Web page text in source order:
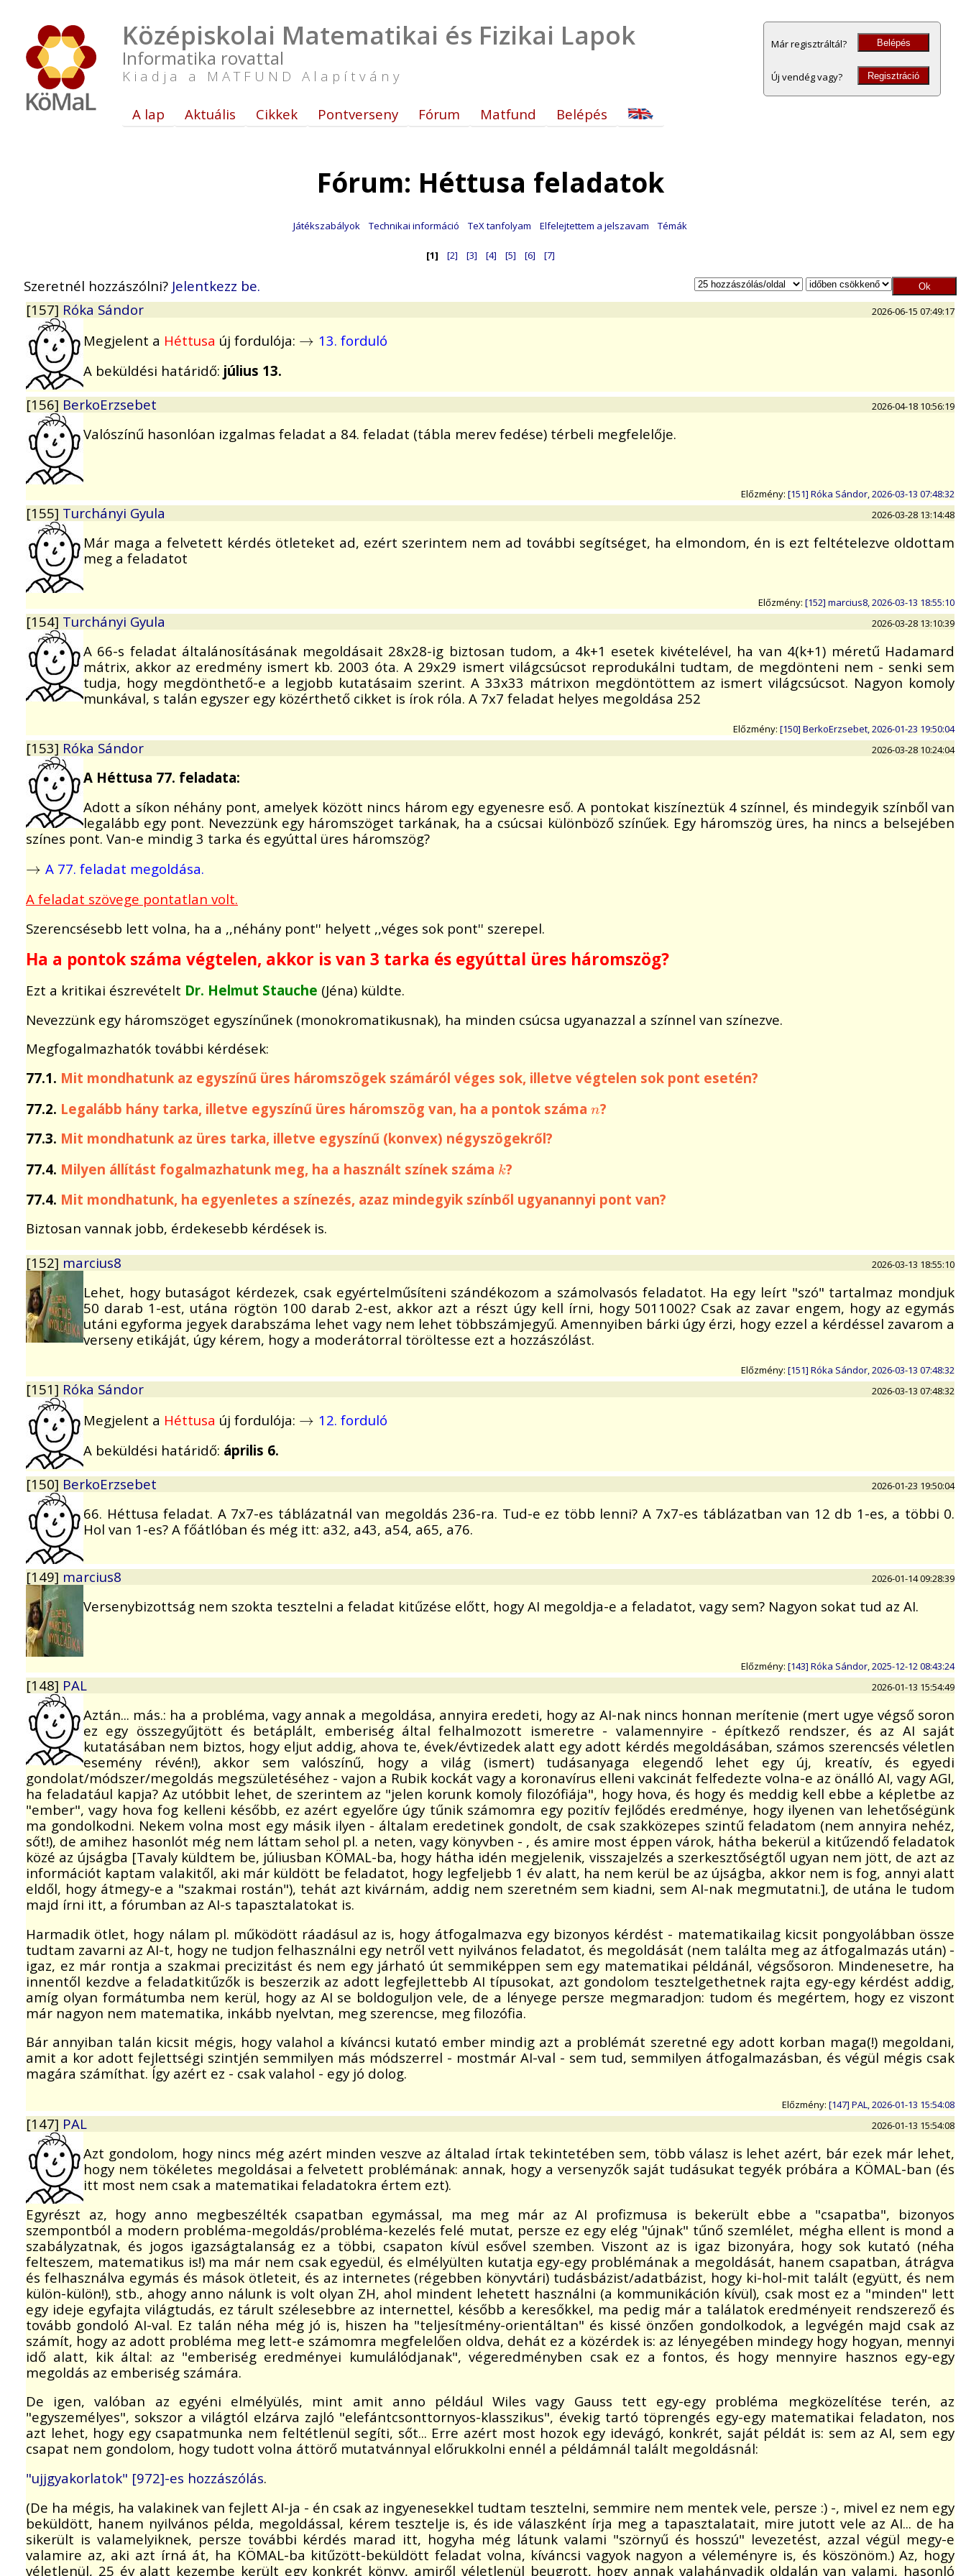
Középiskolai Matematikai és Fizikai Lapok
Informatika rovattal
Kiadja a MATFUND Alapítvány
Már regisztráltál? Belépés
Új vendég vagy? Regisztráció
A lap Aktuális Cikkek Pontverseny Fórum Matfund Belépés
Fórum: Héttusa feladatok
Játékszabályok Technikai információ TeX tanfolyam Elfelejtettem a jelszavam Témák
[1] [2] [3] [4] [5] [6] [7]
Szeretnél hozzászólni? Jelentkezz be.
[157] Róka Sándor 2026-06-15 07:49:17
Megjelent a Héttusa új fordulója: →
→ 13. forduló
A beküldési határidő: július 13.
[156] BerkoErzsebet 2026-04-18 10:56:19
Valószínű hasonlóan izgalmas feladat a 84. feladat (tábla merev fedése) térbeli megfelelője.
Előzmény: [151] Róka Sándor, 2026-03-13 07:48:32
[155] Turchányi Gyula 2026-03-28 13:14:48
Már maga a felvetett kérdés ötleteket ad, ezért szerintem nem ad további segítséget, ha elmondom, én is ezt feltételezve oldottam
meg a feladatot
Előzmény: [152] marcius8, 2026-03-13 18:55:10
[154] Turchányi Gyula 2026-03-28 13:10:39
A 66-s feladat általánosításának megoldásait 28x28-ig biztosan tudom, a 4k+1 esetek kivételével, ha van 4(k+1) méretű Hadamard
mátrix, akkor az eredmény ismert kb. 2003 óta. A 29x29 ismert világcsúcsot reprodukálni tudtam, de megdönteni nem - senki sem
tudja, hogy megdönthető-e a legjobb kutatásaim szerint. A 33x33 mátrixon megdöntöttem az ismert világcsúcsot. Nagyon komoly
munkával, s talán egyszer egy közérthető cikket is írok róla. A 7x7 feladat helyes megoldása 252
Előzmény: [150] BerkoErzsebet, 2026-01-23 19:50:04
[153] Róka Sándor 2026-03-28 10:24:04
A Héttusa 77. feladata:
Adott a síkon néhány pont, amelyek között nincs három egy egyenesre eső. A pontokat kiszíneztük 4 színnel, és mindegyik színből van
legalább egy pont. Nevezzünk egy háromszöget tarkának, ha a csúcsai különböző színűek. Egy háromszög üres, ha nincs a belsejében
színes pont. Van-e mindig 3 tarka és egyúttal üres háromszög?
→
→ A 77. feladat megoldása.
A feladat szövege pontatlan volt.
Szerencsésebb lett volna, ha a ,,néhány pont'' helyett ,,véges sok pont'' szerepel.
Ha a pontok száma végtelen, akkor is van 3 tarka és egyúttal üres háromszög?
Ezt a kritikai észrevételt Dr. Helmut Stauche (Jéna) küldte.
Nevezzünk egy háromszöget egyszínűnek (monokromatikusnak), ha minden csúcsa ugyanazzal a színnel van színezve.
Megfogalmazhatók további kérdések:
77.1. Mit mondhatunk az egyszínű üres háromszögek számáról véges sok, illetve végtelen sok pont esetén?
77.2. Legalább hány tarka, illetve egyszínű üres háromszög van, ha a pontok száma n
n?
77.3. Mit mondhatunk az üres tarka, illetve egyszínű (konvex) négyszögekről?
77.4. Milyen állítást fogalmazhatunk meg, ha a használt színek száma k
k?
77.4. Mit mondhatunk, ha egyenletes a színezés, azaz mindegyik színből ugyanannyi pont van?
Biztosan vannak jobb, érdekesebb kérdések is.
[152] marcius8 2026-03-13 18:55:10
Lehet, hogy butaságot kérdezek, csak egyértelműsíteni szándékozom a számolvasós feladatot. Ha egy leírt "szó" tartalmaz mondjuk
50 darab 1-est, utána rögtön 100 darab 2-est, akkor azt a részt úgy kell írni, hogy 5011002? Csak az zavar engem, hogy az egymás
utáni egyforma jegyek darabszáma lehet vagy nem lehet többszámjegyű. Amennyiben bárki úgy érzi, hogy ezzel a kérdéssel zavarom a
verseny etikáját, úgy kérem, hogy a moderátorral töröltesse ezt a hozzászólást.
Előzmény: [151] Róka Sándor, 2026-03-13 07:48:32
[151] Róka Sándor 2026-03-13 07:48:32
Megjelent a Héttusa új fordulója: →
→ 12. forduló
A beküldési határidő: április 6.
[150] BerkoErzsebet 2026-01-23 19:50:04
66. Héttusa feladat. A 7x7-es táblázatnál van megoldás 236-ra. Tud-e ez több lenni? A 7x7-es táblázatban van 12 db 1-es, a többi 0.
Hol van 1-es? A főátlóban és még itt: a32, a43, a54, a65, a76.
[149] marcius8 2026-01-14 09:28:39
Versenybizottság nem szokta tesztelni a feladat kitűzése előtt, hogy AI megoldja-e a feladatot, vagy sem? Nagyon sokat tud az AI.
Előzmény: [143] Róka Sándor, 2025-12-12 08:43:24
[148] PAL 2026-01-13 15:54:49
Aztán... más.: ha a probléma, vagy annak a megoldása, annyira eredeti, hogy az AI-nak nincs honnan merítenie (mert ugye végső soron
ez egy összegyűjtött és betáplált, emberiség által felhalmozott ismeretre - valamennyire - építkező rendszer, és az AI saját
kutatásában nem biztos, hogy eljut addig, ahova te, évek/évtizedek alatt egy adott kérdés megoldásában, számos szerencsés véletlen
esemény révén!), akkor sem valószínű, hogy a világ (ismert) tudásanyaga elegendő lehet egy új, kreatív, és egyedi
gondolat/módszer/megoldás megszületéséhez - vajon a Rubik kockát vagy a koronavírus elleni vakcinát felfedezte volna-e az önálló AI, vagy AGI,
ha feladatául kapja? Az utóbbit lehet, de szerintem az "jelen korunk komoly filozófiája", hogy hova, és hogy és meddig kell ebbe a képletbe az
"ember", vagy hova fog kelleni később, ez azért egyelőre úgy tűnik számomra egy pozitív fejlődés eredménye, hogy ilyenen van lehetőségünk
ma gondolkodni. Nekem volna most egy másik ilyen - általam eredetinek gondolt, de csak szakközepes szintű feladatom (nem annyira nehéz,
sőt!), de amihez hasonlót még nem láttam sehol pl. a neten, vagy könyvben - , és amire most éppen várok, hátha bekerül a kitűzendő feladatok
közé az újságba [Tavaly küldtem be, júliusban KÖMAL-ba, hogy hátha idén megjelenik, visszajelzés a szerkesztőségtől ugyan nem jött, de azt az
információt kaptam valakitől, aki már küldött be feladatot, hogy legfeljebb 1 év alatt, ha nem kerül be az újságba, akkor nem is fog, annyi alatt
eldől, hogy átmegy-e a "szakmai rostán"), tehát azt kivárnám, addig nem szeretném sem kiadni, sem AI-nak megmutatni.], de utána le tudom
majd írni itt, a fórumban az AI-s tapasztalatokat is.
Harmadik ötlet, hogy nálam pl. működött ráadásul az is, hogy átfogalmazva egy bizonyos kérdést - matematikailag kicsit pongyolábban össze
tudtam zavarni az AI-t, hogy ne tudjon felhasználni egy netről vett nyilvános feladatot, és megoldását (nem találta meg az átfogalmazás után) -
igaz, ez már rontja a szakmai precizitást és nem egy járható út semmiképpen sem egy matematikai példánál, végsősoron. Mindenesetre, ha
innentől kezdve a feladatkitűzők is beszerzik az adott legfejlettebb AI típusokat, azt gondolom tesztelgethetnek rajta egy-egy kérdést addig,
amíg olyan formátumba nem kerül, hogy az AI se boldoguljon vele, de a lényege persze megmaradjon: tudom és megértem, hogy ez viszont
már nagyon nem matematika, inkább nyelvtan, meg szerencse, meg filozófia.
Bár annyiban talán kicsit mégis, hogy valahol a kíváncsi kutató ember mindig azt a problémát szeretné egy adott korban maga(!) megoldani,
amit a kor adott fejlettségi szintjén semmilyen más módszerrel - mostmár AI-val - sem tud, semmilyen átfogalmazásban, és végül mégis csak
magára számíthat. Így azért ez - csak valahol - egy jó dolog.
Előzmény: [147] PAL, 2026-01-13 15:54:08
[147] PAL 2026-01-13 15:54:08
Azt gondolom, hogy nincs még azért minden veszve az általad írtak tekintetében sem, több válasz is lehet azért, bár ezek már lehet,
hogy nem tökéletes megoldásai a felvetett problémának: annak, hogy a versenyzők saját tudásukat tegyék próbára a KÖMAL-ban (és
itt most nem csak a matematikai feladatokra értem ezt).
Egyrészt az, hogy anno megbeszélték csapatban egymással, ma meg már az AI profizmusa is bekerült ebbe a "csapatba", bizonyos
szempontból a modern probléma-megoldás/probléma-kezelés felé mutat, persze ez egy elég "újnak" tűnő szemlélet, mégha ellent is mond a
szabályzatnak, és jogos igazságtalanság ez a többi, csapaton kívül esővel szemben. Viszont az is igaz bizonyára, hogy sok kutató (néha
felteszem, matematikus is!) ma már nem csak egyedül, és elmélyülten kutatja egy-egy problémának a megoldását, hanem csapatban, átrágva
és felhasználva egymás és mások ötleteit, és az internetes (régebben könyvtári) tudásbázist/adatbázist, hogy ki-hol-mit talált (együtt, és nem
külön-külön!), stb., ahogy anno nálunk is volt olyan ZH, ahol mindent lehetett használni (a kommunikáción kívül), csak most ez a "minden" lett
egy ideje egyfajta világtudás, ez tárult szélesebbre az internettel, később a keresőkkel, ma pedig már a találatok eredményeit rendszerező és
tovább gondoló AI-val. Ez talán néha még jó is, hiszen ha "teljesítmény-orientáltan" és kissé önzően gondolkodok, a legvégén majd csak az
számít, hogy az adott probléma meg lett-e számomra megfelelően oldva, dehát ez a közérdek is: az lényegében mindegy hogy hogyan, mennyi
idő alatt, kik által: az "emberiség eredményei kumulálódjanak", végeredményben csak ez a fontos, és hogy mennyire hasznos egy-egy
megoldás az emberiség számára.
De igen, valóban az egyéni elmélyülés, mint amit anno például Wiles vagy Gauss tett egy-egy probléma megközelítése terén, az
"egyszemélyes", sokszor a világtól elzárva zajló "elefántcsonttornyos-klasszikus", évekig tartó töprengés egy-egy matematikai feladaton, nos
azt lehet, hogy egy csapatmunka nem feltétlenül segíti, sőt... Erre azért most hozok egy idevágó, konkrét, saját példát is: sem az AI, sem egy
csapat nem gondolom, hogy tudott volna áttörő mutatvánnyal előrukkolni ennél a példámnál talált megoldásnál:
"ujjgyakorlatok" [972]-es hozzászólás.
(De ha mégis, ha valakinek van fejlett AI-ja - én csak az ingyenesekkel tudtam tesztelni, semmire nem mentek vele, persze :) -, mivel ez nem egy
beküldött, hanem nyilvános példa, megoldással, kérem tesztelje is, és ide válaszként írja meg a tapasztalatait, mire jutott vele az AI... de ha
sikerült is valamelyiknek, persze további kérdés marad itt, hogyha még látunk valami "szörnyű és hosszú" levezetést, azzal végül megy-e
valamire az, aki azt írná át, ha KÖMAL-ba kitűzött-beküldött feladat volna, kíváncsi vagyok nagyon a véleményre is, és köszönöm.) Az, hogy
véletlenül, 25 év alatt kezembe került egy konkrét könyv, amiről véletlenül beugrott, hogy annak valahányadik oldalán van valami, hasonló